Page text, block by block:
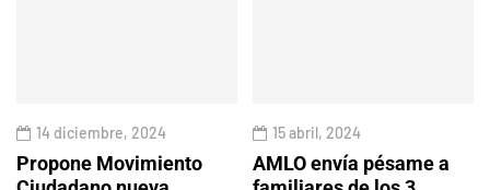
14 diciembre, 2024
Propone Movimiento
15 abril, 2024
AMLO envía pésame a